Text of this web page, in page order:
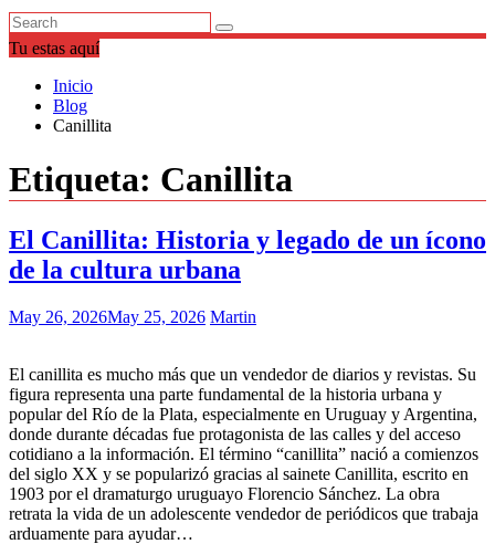
Tu estas aquí
Inicio
Blog
Canillita
Etiqueta: Canillita
El Canillita: Historia y legado de un ícono
de la cultura urbana
May 26, 2026May 25, 2026 Martin
El canillita es mucho más que un vendedor de diarios y revistas. Su
figura representa una parte fundamental de la historia urbana y
popular del Río de la Plata, especialmente en Uruguay y Argentina,
donde durante décadas fue protagonista de las calles y del acceso
cotidiano a la información. El término “canillita” nació a comienzos
del siglo XX y se popularizó gracias al sainete Canillita, escrito en
1903 por el dramaturgo uruguayo Florencio Sánchez. La obra
retrata la vida de un adolescente vendedor de periódicos que trabaja
arduamente para ayudar…